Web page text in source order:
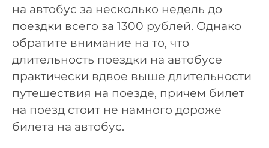
на автобус за несколько недель до
поездки всего за 1300 рублей. Однако
обратите внимание на то, что
длительность поездки на автобусе
практически вдвое выше длительности
путешествия на поезде, причем билет
на поезд стоит не намного дороже
билета на автобус.